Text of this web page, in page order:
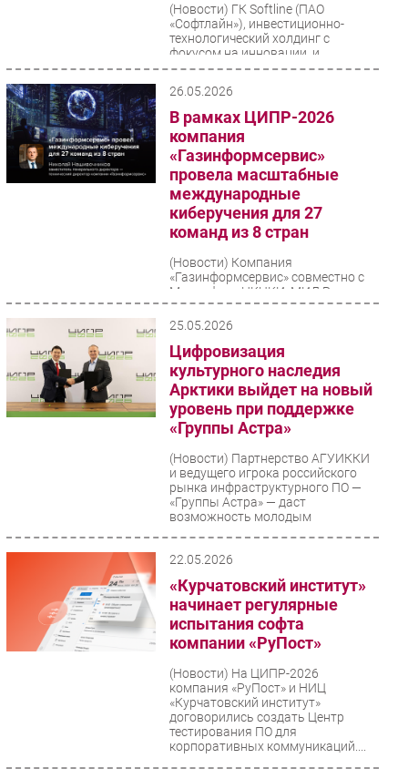
Тестовый стенд
Каталог компаний
(Новости) ГК Softline (ПАО
«Софтлайн»), инвестиционно-
технологический холдинг с
фокусом на инновации, и
GreenMDC, российский
26.05.2026
В рамках ЦИПР-2026
компания
«Газинформсервис»
провела масштабные
международные
киберучения для 27
команд из 8 стран
(Новости) Компания
«Газинформсервис» совместно с
Минцифры, НКЦКИ, МИД России и
МГТУ им. Баумана выступила
организатором международных
киберучений...
25.05.2026
Цифровизация
культурного наследия
Арктики выйдет на новый
уровень при поддержке
«Группы Астра»
(Новости) Партнерство АГУИККИ
и ведущего игрока российского
рынка инфраструктурного ПО —
«Группы Астра» — даст
возможность молодым
22.05.2026
«Курчатовский институт»
начинает регулярные
испытания софта
компании «РуПост»
(Новости) На ЦИПР-2026
компания «РуПост» и НИЦ
«Курчатовский институт»
договорились создать Центр
тестирования ПО для
корпоративных коммуникаций....